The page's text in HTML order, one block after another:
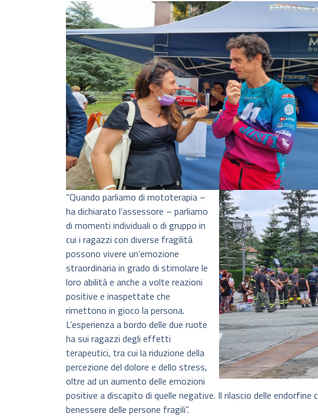
“Quando parliamo di mototerapia –
ha dichiarato l’assessore – parliamo
di momenti individuali o di gruppo in
cui i ragazzi con diverse fragilità
possono vivere un’emozione
straordinaria in grado di stimolare le
loro abilità e anche a volte reazioni
positive e inaspettate che
rimettono in gioco la persona.
L’esperienza a bordo delle due ruote
ha sui ragazzi degli effetti
terapeutici, tra cui la riduzione della
percezione del dolore e dello stress,
oltre ad un aumento delle emozioni
positive a discapito di quelle negative. Il rilascio delle
benessere delle persone fragili”.